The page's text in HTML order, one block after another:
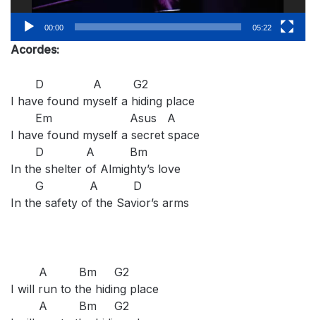
00:00 05:22
Acordes:
D A G2
I have found myself a hiding place
Em Asus A
I have found myself a secret space
D A Bm
In the shelter of Almighty’s love
G A D
In the safety of the Savior’s arms
A Bm G2
I will run to the hiding place
A Bm G2